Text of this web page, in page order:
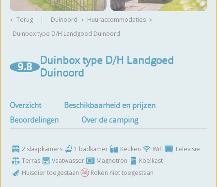
Terug Duinoord
huuraccommodaties
Duinbox type D/H Landgoed Duinoord
9.8
Duinbox type D/H Landgoed
Duinoord
Overzicht
Beschikbaarheid en prijzen
Beoordelingen
Over de camping
2 slaapkamers 1 badkamer Keuken Wifi
Televisie
Terras
Vaatwasser Magnetron
Koelkast
Huisdier toegestaan
Roken niet toegestaan